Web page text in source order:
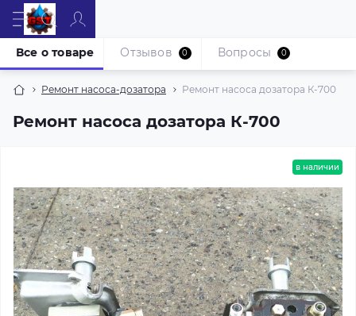
Ремонт насоса-дозатора Ремонт насоса дозатора К-700
Ремонт насоса дозатора К-700
Все о товаре Отзывов 0 Вопросы 0
в наличии